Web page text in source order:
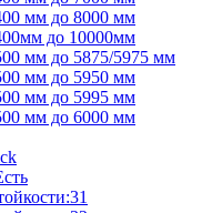
мм до 8000 мм
до 10000мм
мм до 5875/5975 мм
мм до 5950 мм
мм до 5995 мм
мм до 6000 мм